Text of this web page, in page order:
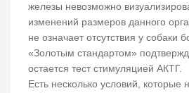
железы невозможно
изменений размеров данного
не означает отсутствия у собаки
«Золотым стандартом»
остается тест стимуляцией АКТГ.
Есть несколько условий, которые